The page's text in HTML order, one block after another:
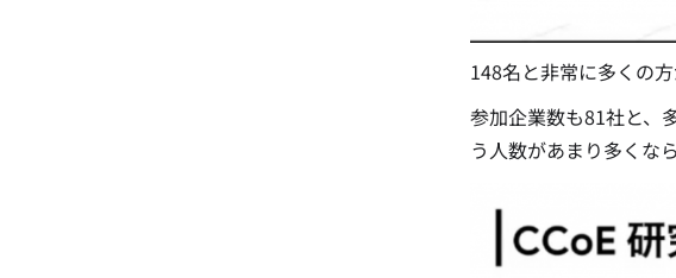
148名と非常に多くの方
参加企業数も81社と、
う人数があまり多くな